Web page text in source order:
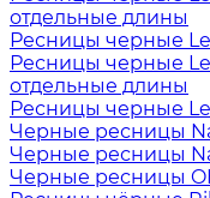
отдельные длины
Ресницы черные
Ресницы черные
отдельные длины
Ресницы черные
Черные ресницы
Черные ресницы
Черные ресницы